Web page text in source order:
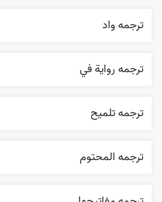
ترجمه واد
ترجمه روایة في
ترجمه تلميح
ترجمه المحتوم